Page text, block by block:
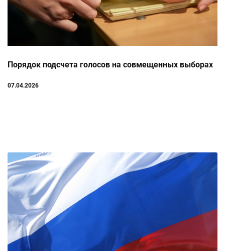
Порядок подсчета голосов на совмещенных выборах
07.04.2026